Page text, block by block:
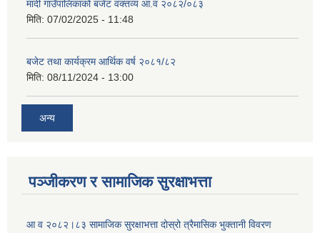
मादी गाउँपालिकाको बजेट वक्तव्य आ.व २०८२/०८३
मिति: 07/02/2025 - 11:48
बजेट तथा कार्यक्रम आर्थिक वर्ष २०८१/८२
मिति: 08/11/2024 - 13:00
अन्य
पञ्जीकरण र सामाजिक सुरक्षाभत्ता
आ व २०८२।८३ सामाजिक सुरक्षाभत्ता दोस्रो त्रैमासिक भुक्तानी विवरण